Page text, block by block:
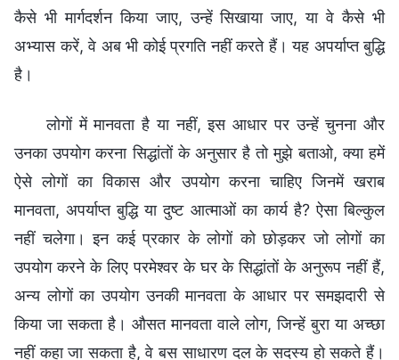
कैसे भी मार्गदर्शन किया जाए, उन्हें सिखाया जाए, या वे कैसे भी
अभ्यास करें, वे अब भी कोई प्रगति नहीं करते हैं। यह अपर्याप्त बुद्धि
है।
लोगों में मानवता है या नहीं, इस आधार पर उन्हें चुनना और
उनका उपयोग करना सिद्धांतों के अनुसार है तो मुझे बताओ, क्या हमें
ऐसे लोगों का विकास और उपयोग करना चाहिए जिनमें खराब
मानवता, अपर्याप्त बुद्धि या दुष्ट आत्माओं का कार्य है? ऐसा बिल्कुल
नहीं चलेगा। इन कई प्रकार के लोगों को छोड़कर जो लोगों का
उपयोग करने के लिए परमेश्वर के घर के सिद्धांतों के अनुरूप नहीं हैं,
अन्य लोगों का उपयोग उनकी मानवता के आधार पर समझदारी से
किया जा सकता है। औसत मानवता वाले लोग, जिन्हें बुरा या अच्छा
नहीं कहा जा सकता है, वे बस साधारण दल के सदस्य हो सकते हैं।